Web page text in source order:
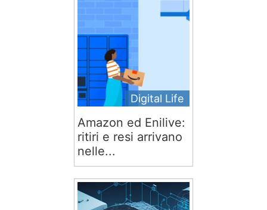
Digital Life
Amazon ed Enilive:
ritiri e resi arrivano
nelle...